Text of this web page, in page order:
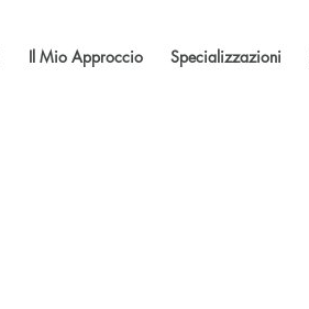
Il Mio Approccio Specializzazioni